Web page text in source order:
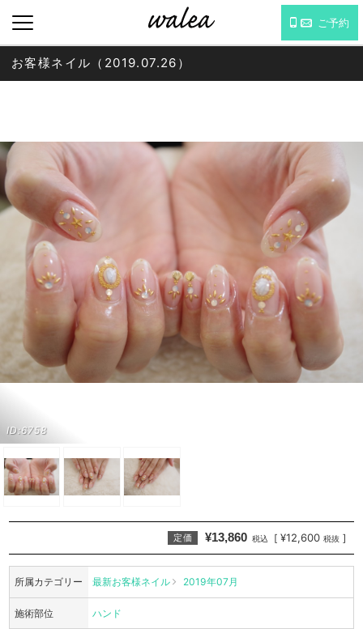
ご予約
ID:6758
お客様ネイル（2019.07.26）
定価 ¥13,860 税込 [ ¥12,600 税抜 ]
所属カテゴリー 最新お客様ネイル 2019年07月
施術部位 ハンド